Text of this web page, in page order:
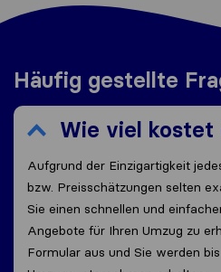
Häufig gestellte
Wie viel kostet
Aufgrund der Einzigartigkeit
bzw. Preisschätzungen selten
Sie einen schnellen und
Angebote für Ihren Umzug zu
Formular aus und Sie werden